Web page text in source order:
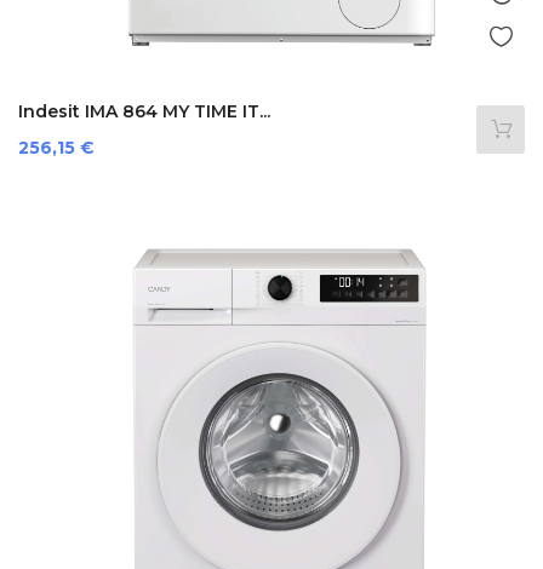
Indesit IMA 864 MY TIME IT...
Preis
256,15 €